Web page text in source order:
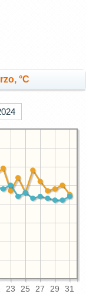
°C
23 25 27 29 31